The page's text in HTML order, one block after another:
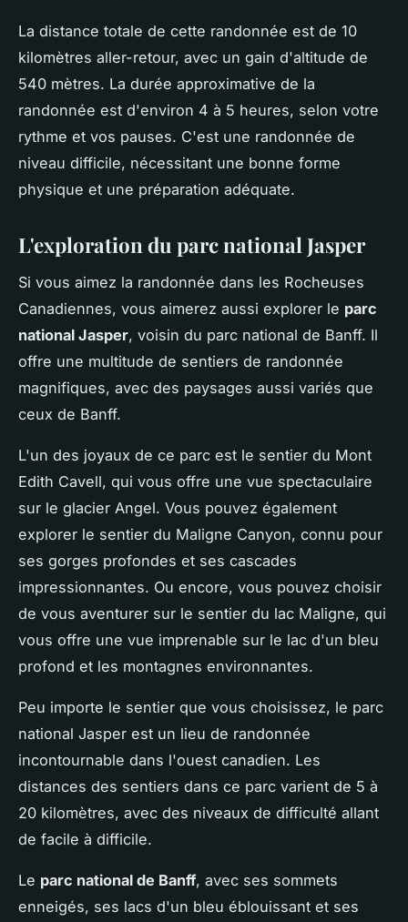
La distance totale de cette randonnée est de 10
kilomètres aller-retour, avec un gain d'altitude de
540 mètres. La durée approximative de la
randonnée est d'environ 4 à 5 heures, selon votre
rythme et vos pauses. C'est une randonnée de
niveau difficile, nécessitant une bonne forme
physique et une préparation adéquate.
L'exploration du parc national Jasper
Si vous aimez la randonnée dans les Rocheuses
Canadiennes, vous aimerez aussi explorer le parc
national Jasper, voisin du parc national de Banff. Il
offre une multitude de sentiers de randonnée
magnifiques, avec des paysages aussi variés que
ceux de Banff.
L'un des joyaux de ce parc est le sentier du Mont
Edith Cavell, qui vous offre une vue spectaculaire
sur le glacier Angel. Vous pouvez également
explorer le sentier du Maligne Canyon, connu pour
ses gorges profondes et ses cascades
impressionnantes. Ou encore, vous pouvez choisir
de vous aventurer sur le sentier du lac Maligne, qui
vous offre une vue imprenable sur le lac d'un bleu
profond et les montagnes environnantes.
Peu importe le sentier que vous choisissez, le parc
national Jasper est un lieu de randonnée
incontournable dans l'ouest canadien. Les
distances des sentiers dans ce parc varient de 5 à
20 kilomètres, avec des niveaux de difficulté allant
de facile à difficile.
Le parc national de Banff, avec ses sommets
enneigés, ses lacs d'un bleu éblouissant et ses